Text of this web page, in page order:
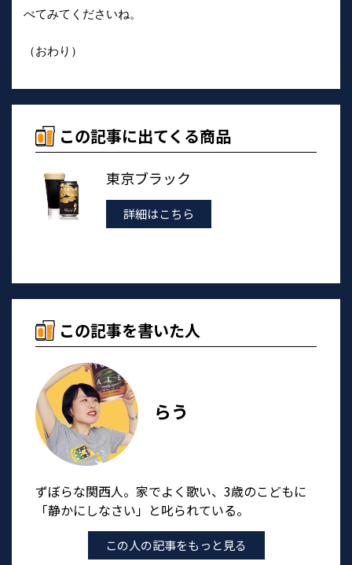
べてみてくださいね。
（おわり）
この記事に出てくる商品
東京ブラック
詳細はこちら
この記事を書いた人
らう
ずぼらな関西人。家でよく歌い、3歳のこどもに
「静かにしなさい」と叱られている。
この人の記事をもっと見る